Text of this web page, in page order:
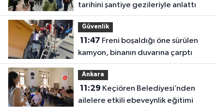
tarihini şantiye gezileriyle anlattı
Güvenlik
11:47
kamyon, binanın duvarına çarptı
Ankara
11:29
ailelere etkili ebeveynlik eğitimi